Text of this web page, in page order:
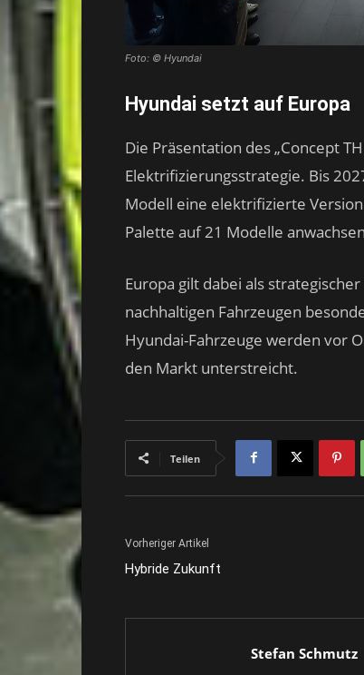
Foto: © Hyundai
Hyundai setzt auf Europa
Die Präsentation des „Concept
Elektrifizierungsstrategie. Bis
Modell eine elektrifizierte
Palette auf 21 Modelle
Europa gilt dabei als
nachhaltigen Fahrzeugen
Hyundai-Fahrzeuge werden vor
den Markt unterstreicht.
Teilen
Vorheriger Artikel
Hybride Zukunft
Stefan Schmutz